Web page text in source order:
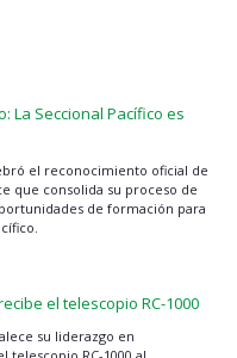
La Seccional Pacífico es
el reconocimiento oficial de
que consolida su proceso de
de formación para
el telescopio RC-1000
su liderazgo en